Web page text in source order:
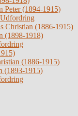
Peter (1894-1915)
Christian (1886-1915)
(1898-1918)
(1886-1915)
(1893-1915)